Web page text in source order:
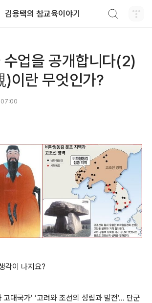
김용택의 참교육이야기
수업을 공개합니다(2)
이란 무엇인가?
각이 나지요?
대국가’ ‘고려와 조선의 성립과 발전’... 단군